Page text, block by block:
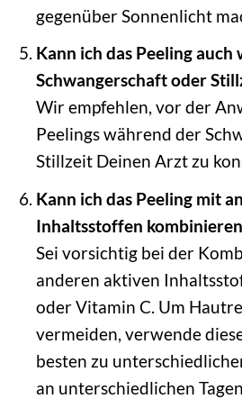
gegenüber Sonnenlicht
Kann ich das Peeling
Schwangerschaft oder
Wir empfehlen, vor der
Peelings während der
Stillzeit Deinen Arzt zu
Kann ich das Peeling mit
Inhaltsstoffen
Sei vorsichtig bei der
anderen aktiven
oder Vitamin C. Um
vermeiden, verwende
besten zu
an unterschiedlichen